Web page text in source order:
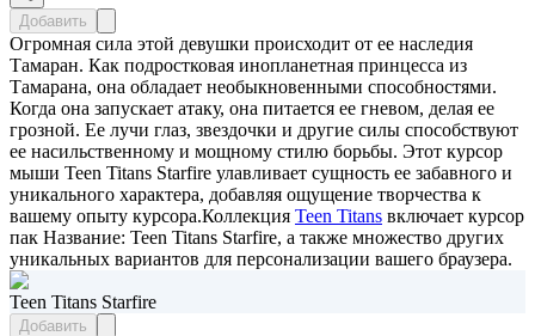
Добавить
Огромная сила этой девушки происходит от ее наследия
Тамаран. Как подростковая инопланетная принцесса из
Тамарана, она обладает необыкновенными способностями.
Когда она запускает атаку, она питается ее гневом, делая ее
грозной. Ее лучи глаз, звездочки и другие силы способствуют
ее насильственному и мощному стилю борьбы. Этот курсор
мыши Teen Titans Starfire улавливает сущность ее забавного и
уникального характера, добавляя ощущение творчества к
вашему опыту курсора.Коллекция Teen Titans включает курсор
пак Название: Teen Titans Starfire, а также множество других
уникальных вариантов для персонализации вашего браузера.
Teen Titans Starfire
Добавить